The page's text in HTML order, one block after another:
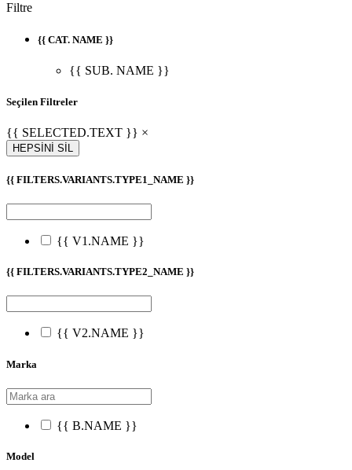
Filtre
{{ CAT. NAME }}
{{ SUB. NAME }}
Seçilen Filtreler
{{ SELECTED.TEXT }} ×
HEPSİNİ SİL
{{ FILTERS.VARIANTS.TYPE1_NAME }}
{{ V1.NAME }}
{{ FILTERS.VARIANTS.TYPE2_NAME }}
{{ V2.NAME }}
Marka
{{ B.NAME }}
Model